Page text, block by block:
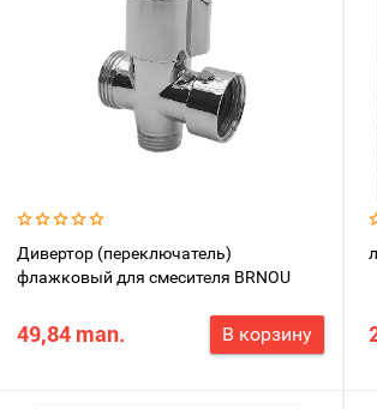
Дивертор (переключатель)
флажковый для смесителя BRNOU
49,84 man. В корзину